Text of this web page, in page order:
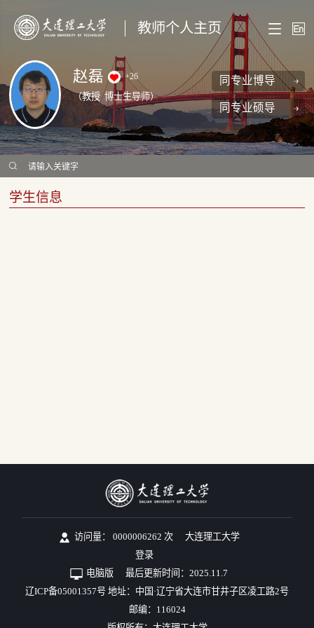
教师个人主页
赵磊 +26
（教授 博士生导师）
同专业博导
同专业硕导
学生信息
访问量：0000006262 次
大连理工大学
登录
电脑版
最后更新时间： 2025.11.7
辽ICP备05001357号 地址：中国·辽宁省大连市甘井子区凌工路2号
邮编：116024